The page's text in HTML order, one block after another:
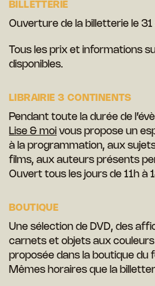
BILLETTERIE
Ouverture de la billetterie le
Tous les prix et informations
disponibles.
LIBRAIRIE 3 CONTINENTS
Pendant toute la durée de
Lise & moi vous propose un
à la programmation, aux
films, aux auteurs présents
Ouvert tous les jours de 11h à
BOUTIQUE
Une sélection de DVD, des
carnets et objets aux
proposée dans la boutique du
Mêmes horaires que la